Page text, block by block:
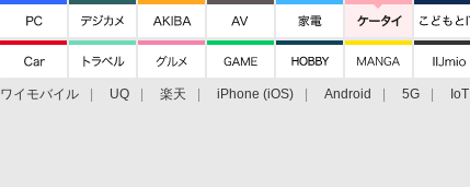
ワイモバイル UQ 楽天 iPhone (iOS) Android 5G IoT